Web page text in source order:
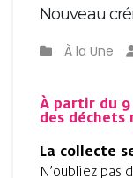
Nouveau
À la Une
À partir du
des déchets
La collecte
N’oubliez pas